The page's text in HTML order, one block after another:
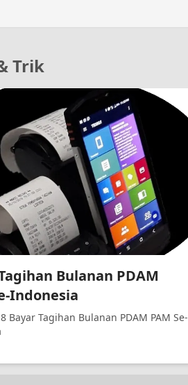
Trik
Bulanan PDAM
Indonesia
Bayar Tagihan Bulanan PDAM PAM Se-